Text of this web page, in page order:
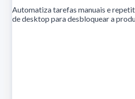
Automatiza tarefas manuais e
de desktop para desbloquear a